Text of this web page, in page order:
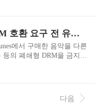
있다. 레
격을 바꿀
탈피하여 복제가 가능한
다운로드 서비스를 제공하
는 모두 사용자의 '불편
는 중요한 요소로, 통일되
애플 iPod와 iTunes에 대한 DRM 호환 요구 전 유럽으로 확산
에서 구매한 음악을 다른
의 폐쇄형 DRM을 금지하
작년 6월 30일 법안이 최
다른 곳에서 구매한 디지털
다. 이를 두고 미국은 프랑
다음